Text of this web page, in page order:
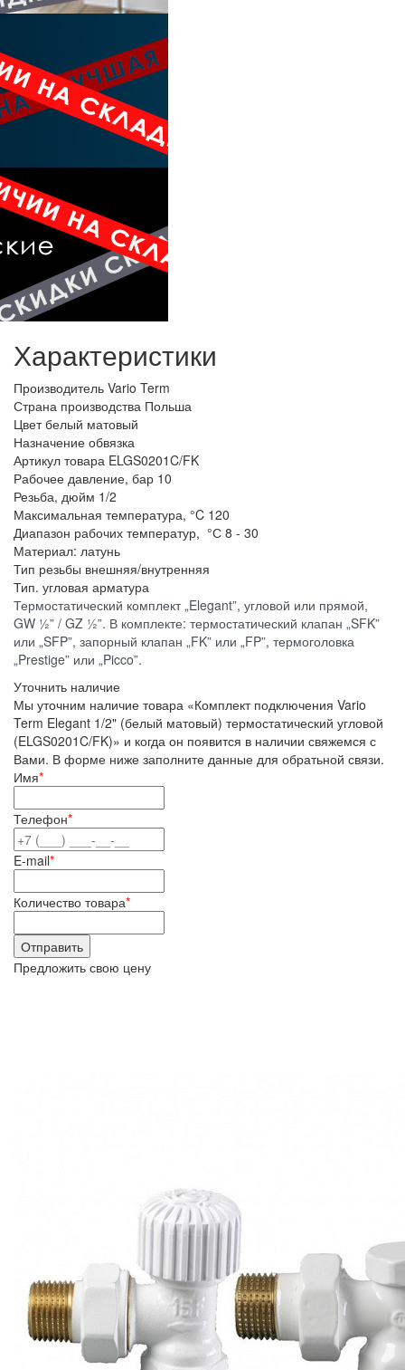
Характеристики
Производитель Vario Term
Страна производства Польша
Цвет белый матовый
Назначение обвязка
Артикул товара ELGS0201C/FK
Рабочее давление, бар 10
Резьба, дюйм 1/2
Максимальная температура, °C 120
Диапазон рабочих температур, °С 8 - 30
Материал: латунь
Тип резьбы внешняя/внутренняя
Тип. угловая арматура
Термостатический комплект „Elegant”, угловой или прямой,
GW ½” / GZ ½”. В комплекте: термостатический клапан „SFK”
или „SFP”, запорный клапан „FK” или „FP”, термоголовка
„Prestige” или „Picco”.
Уточнить наличие
Мы уточним наличие товара «Комплект подключения Vario
Term Elegant 1/2" (белый матовый) термостатический угловой
(ELGS0201C/FK)» и когда он появится в наличии свяжемся с
Вами. В форме ниже заполните данные для обратьной связи.
Имя*
Телефон*
E-mail*
Количество товара*
Предложить свою цену